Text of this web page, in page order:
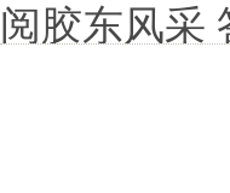
阅胶东风采